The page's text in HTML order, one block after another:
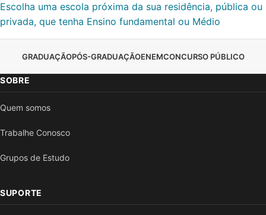
Escolha uma escola próxima da sua residência, pública ou
privada, que tenha Ensino fundamental ou Médio
GRADUAÇÃOPÓS-GRADUAÇÃOENEMCONCURSO PÚBLICO
SOBRE
Quem somos
Trabalhe Conosco
Grupos de Estudo
SUPORTE